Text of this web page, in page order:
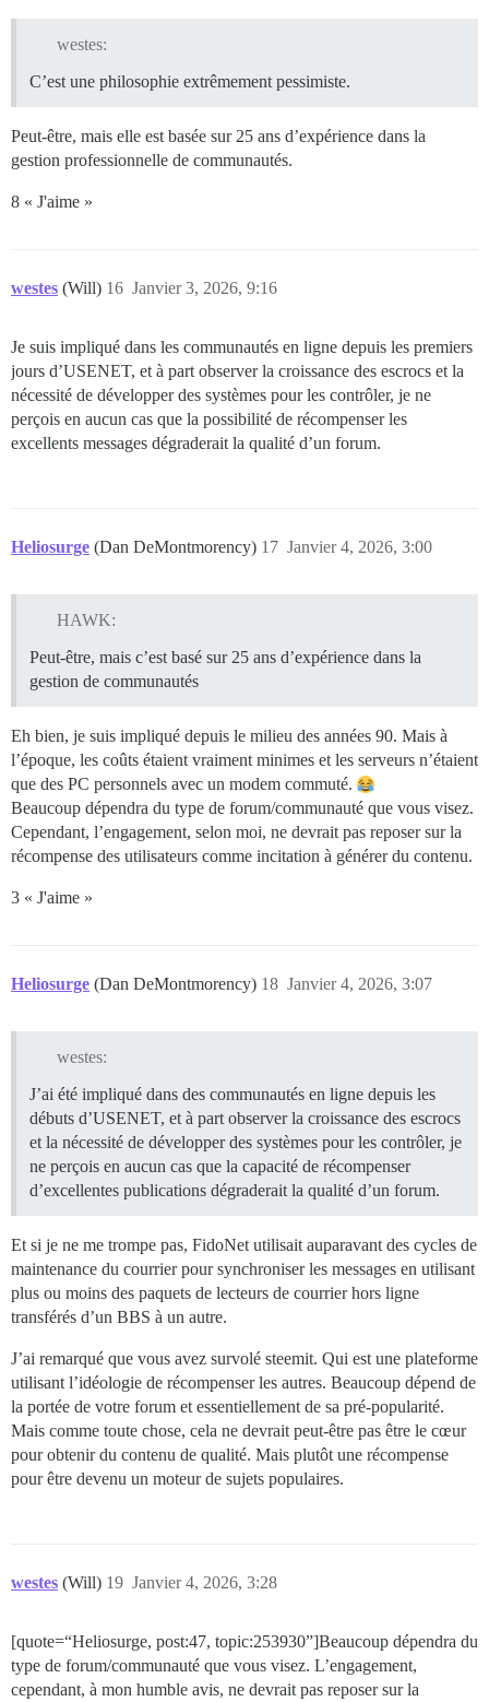
westes:
C’est une philosophie extrêmement pessimiste.
Peut-être, mais elle est basée sur 25 ans d’expérience dans la
gestion professionnelle de communautés.
8 « J'aime »
westes (Will) Janvier 3, 2026, 9:16
16
Je suis impliqué dans les communautés en ligne depuis les premiers
jours d’USENET, et à part observer la croissance des escrocs et la
nécessité de développer des systèmes pour les contrôler, je ne
perçois en aucun cas que la possibilité de récompenser les
excellents messages dégraderait la qualité d’un forum.
Heliosurge (Dan DeMontmorency) Janvier 4, 2026, 3:00
17
HAWK:
Peut-être, mais c’est basé sur 25 ans d’expérience dans la
gestion de communautés
Eh bien, je suis impliqué depuis le milieu des années 90. Mais à
l’époque, les coûts étaient vraiment minimes et les serveurs n’étaient
que des PC personnels avec un modem commuté.
Beaucoup dépendra du type de forum/communauté que vous visez.
Cependant, l’engagement, selon moi, ne devrait pas reposer sur la
récompense des utilisateurs comme incitation à générer du contenu.
3 « J'aime »
Heliosurge (Dan DeMontmorency) Janvier 4, 2026, 3:07
18
westes:
J’ai été impliqué dans des communautés en ligne depuis les
débuts d’USENET, et à part observer la croissance des escrocs
et la nécessité de développer des systèmes pour les contrôler, je
ne perçois en aucun cas que la capacité de récompenser
d’excellentes publications dégraderait la qualité d’un forum.
Et si je ne me trompe pas, FidoNet utilisait auparavant des cycles de
maintenance du courrier pour synchroniser les messages en utilisant
plus ou moins des paquets de lecteurs de courrier hors ligne
transférés d’un BBS à un autre.
J’ai remarqué que vous avez survolé steemit. Qui est une plateforme
utilisant l’idéologie de récompenser les autres. Beaucoup dépend de
la portée de votre forum et essentiellement de sa pré-popularité.
Mais comme toute chose, cela ne devrait peut-être pas être le cœur
pour obtenir du contenu de qualité. Mais plutôt une récompense
pour être devenu un moteur de sujets populaires.
westes (Will) Janvier 4, 2026, 3:28
19
[quote=“Heliosurge, post:47, topic:253930”]Beaucoup dépendra du
type de forum/communauté que vous visez. L’engagement,
cependant, à mon humble avis, ne devrait pas reposer sur la